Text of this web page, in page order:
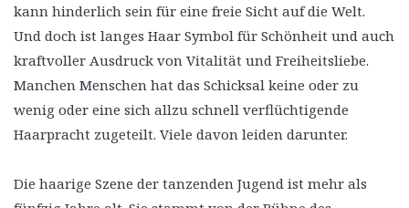
kann hinderlich sein für eine freie Sicht auf die Welt.
Und doch ist langes Haar Symbol für Schönheit und auch
kraftvoller Ausdruck von Vitalität und Freiheitsliebe.
Manchen Menschen hat das Schicksal keine oder zu
wenig oder eine sich allzu schnell verflüchtigende
Haarpracht zugeteilt. Viele davon leiden darunter.
Die haarige Szene der tanzenden Jugend ist mehr als